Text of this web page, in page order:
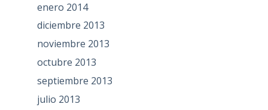
enero 2014
diciembre 2013
noviembre 2013
octubre 2013
septiembre 2013
julio 2013